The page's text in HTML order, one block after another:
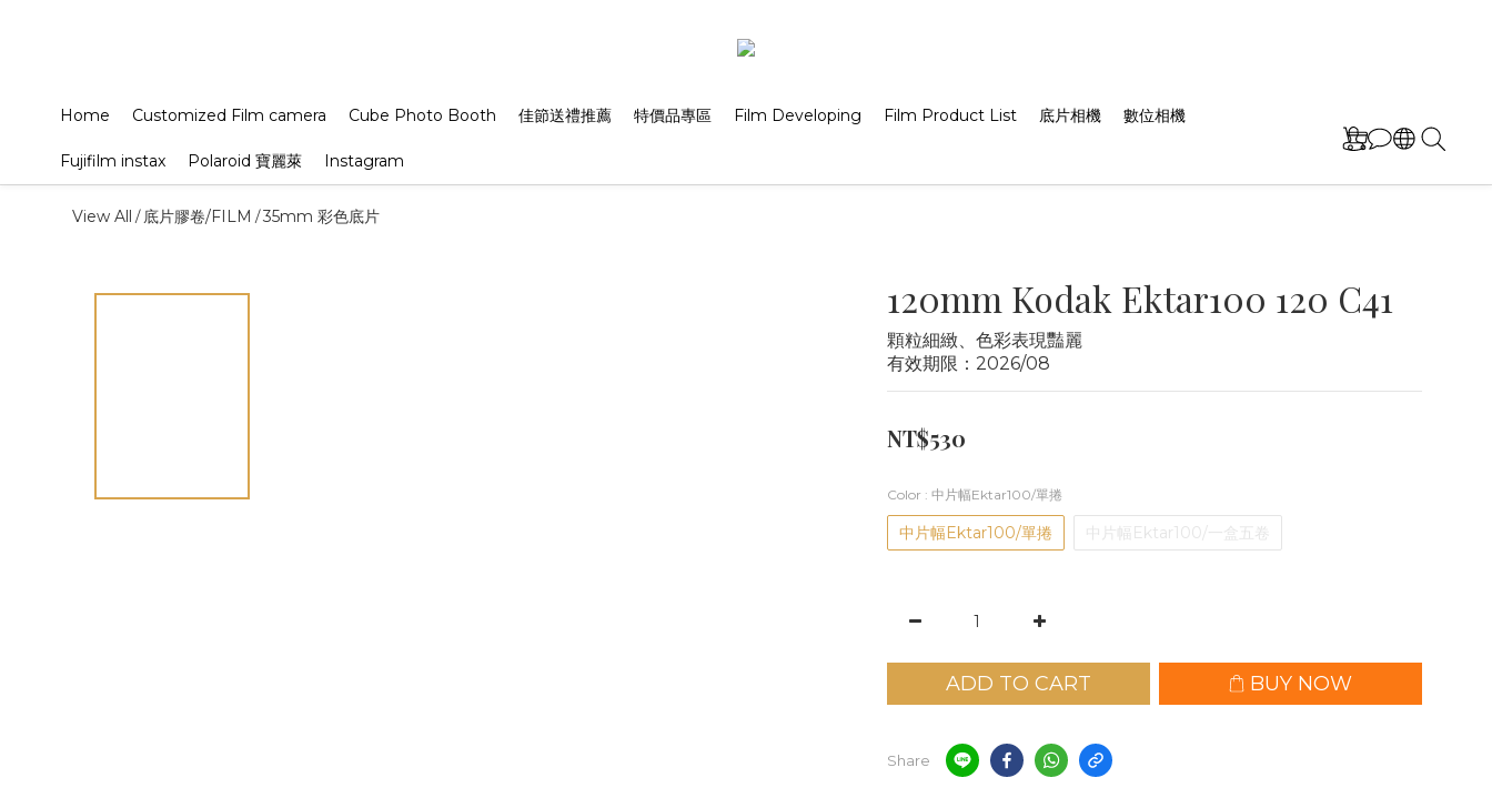
Home Customized Film camera Cube Photo Booth 佳節送禮推薦 特價品專區 Film Developing Film Product List 底片相機 數位相機
Fujifilm instax Polaroid 寶麗萊 Instagram
View All /底片膠卷/FILM /35mm 彩色底片
120mm Kodak Ektar100 120 C41
顆粒細緻、色彩表現豔麗
有效期限：2026/08
NT$530
Color : 中片幅Ektar100/單捲
中片幅Ektar100/單捲 中片幅Ektar100/一盒五卷
ADD TO CART BUY NOW
Share